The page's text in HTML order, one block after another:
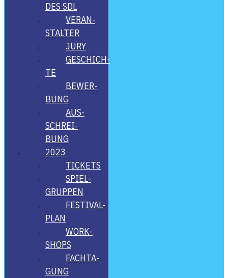
DES SDL
VER­AN­
STAL­TER
JURY
GESCHICH­
TE
BEWER­
BUNG
AUS­
SCHREI­
BUNG
2023
TICKETS
SPIEL­
GRUP­PEN
FES­­TI­­VAL-
PLAN
WORK­
SHOPS
FACH­TA­
GUNG